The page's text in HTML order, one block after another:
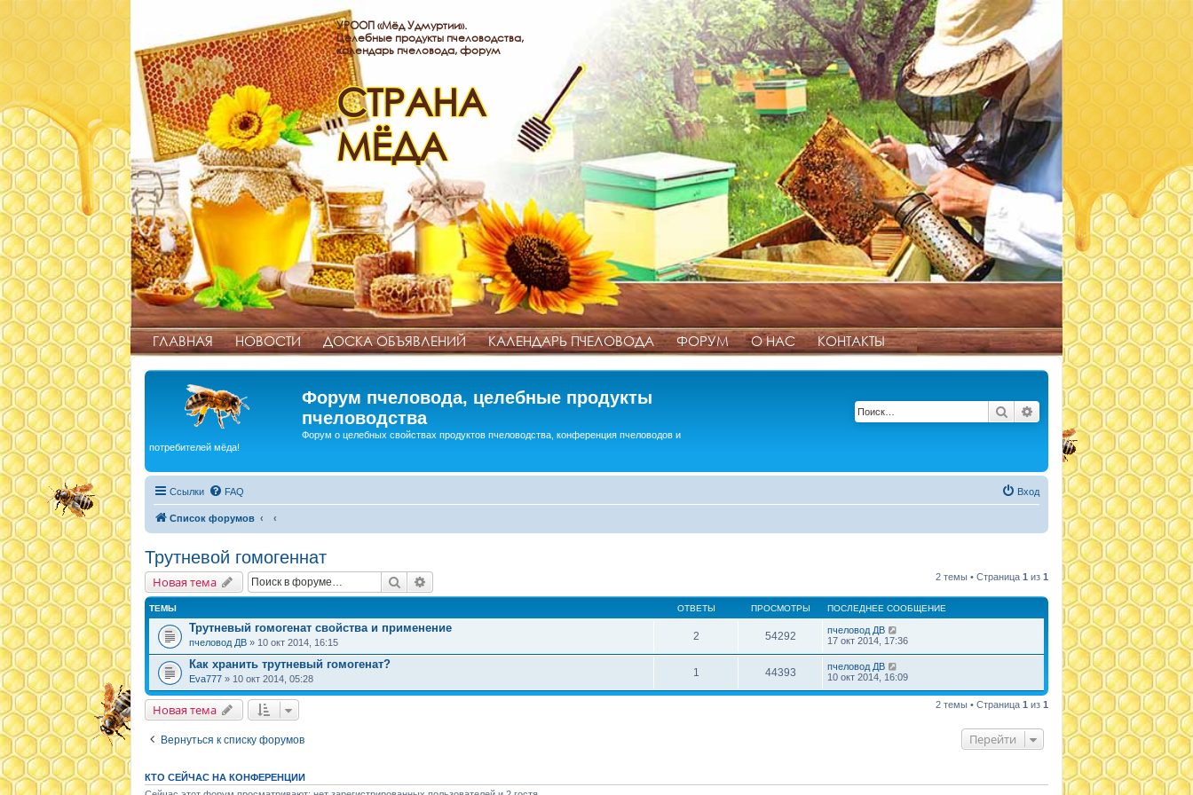
УРООП «Мёд Удмуртии».
Целебные продукты пчеловодства,
календарь пчеловода, форум
СТРАНА
МЁДА
ГЛАВНАЯ НОВОСТИ ДОСКА ОБЪЯВЛЕНИЙ КАЛЕНДАРЬ ПЧЕЛОВОДА ФОРУМ О НАС КОНТАКТЫ
Форум пчеловода, целебные продукты
пчеловодства
Форум о целебных свойствах продуктов пчеловодства, конференция пчеловодов и
потребителей мёда!
Поиск Расширенный поиск
Ссылки FAQ Вход
Список форумов
Трутневой гомогеннат
Новая тема Поиск 2 темы • Страница 1 из 1
ТЕМЫ ОТВЕТЫ ПРОСМОТРЫ ПОСЛЕДНЕЕ СООБЩЕНИЕ
Трутневый гомогенат свойства и применение
пчеловод ДВ » 10 окт 2014, 16:15
2 54292
пчеловод ДВ
17 окт 2014, 17:36
Как хранить трутневый гомогенат?
Eva777 » 10 окт 2014, 05:28
1 44393
пчеловод ДВ
10 окт 2014, 16:09
Новая тема 2 темы • Страница 1 из 1
Вернуться к списку форумов Перейти
КТО СЕЙЧАС НА КОНФЕРЕНЦИИ